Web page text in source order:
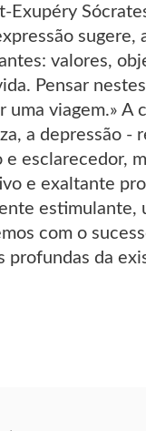
Exupéry
valores,
Pensar
uma viagem.» A
a depressão -
e esclarecedor,
e exaltante
estimulante,
com o
profundas da